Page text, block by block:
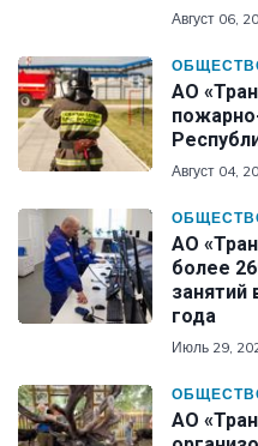
Август 06,
АО
Август 04,
АО
более
занятий
года
Июль 29,
АО